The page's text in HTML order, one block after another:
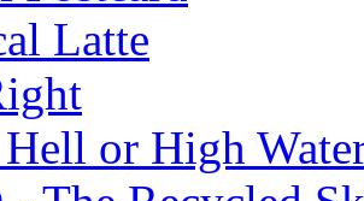
Latte
or High